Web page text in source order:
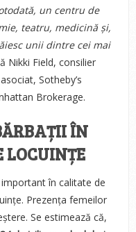
un centru de
teatru, medicină și,
unii dintre cei mai
Nikki Field, consilier
Sotheby’s
Brokerage.
ÎN
în calitate de
Prezența femeilor
Se estimează că,